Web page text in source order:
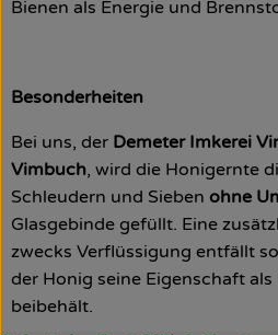
Bienen als Energie und
Besonderheiten
Bei uns, der Demeter Imkerei
Vimbuch, wird die Honigernte
Schleudern und Sieben ohne
Glasgebinde gefüllt. Eine
zwecks Verflüssigung entfällt
der Honig seine Eigenschaft als
beibehält.